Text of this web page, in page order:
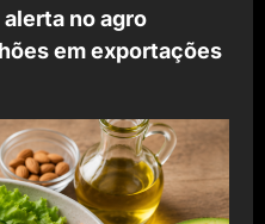
no agro
em exportações